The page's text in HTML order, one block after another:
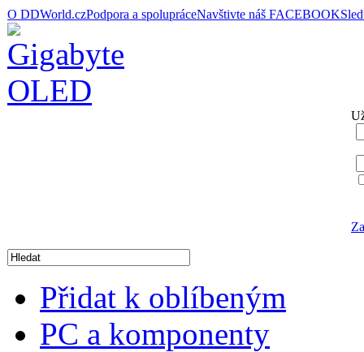
O DDWorld.czPodpora a spolupráceNavštivte náš FACEBOOK
Přidat k oblíbeným
PC a komponenty